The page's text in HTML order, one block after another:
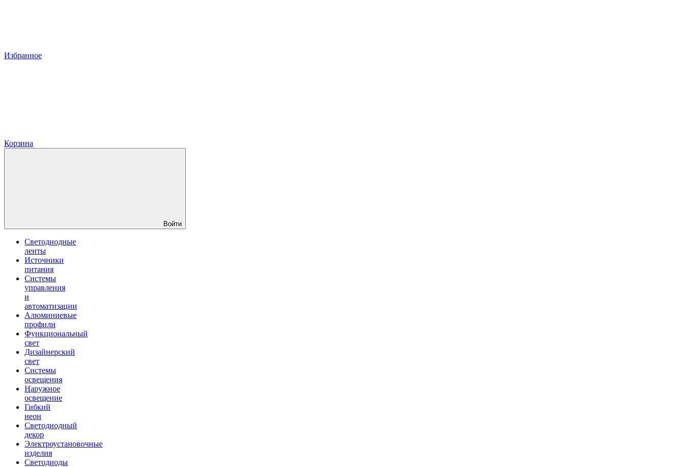
Избранное
Корзина
Войти
Светодиодные
ленты
Источники
питания
Системы
управления
и
автоматизации
Алюминиевые
профили
Функциональный
свет
Дизайнерский
свет
Системы
освещения
Наружное
освещение
Гибкий
неон
Светодиодный
декор
Электроустановочные
изделия
Светодиоды